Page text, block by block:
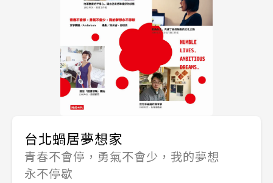
台北蝸居夢想家
青春不會停，勇氣不會少，我的夢想
永不停歇